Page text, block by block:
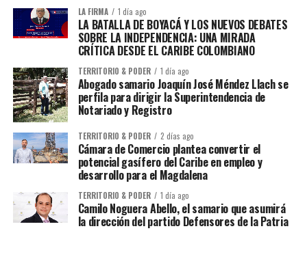
LA FIRMA 1 día ago
LA BATALLA DE BOYACÁ Y LOS NUEVOS DEBATES
SOBRE LA INDEPENDENCIA: UNA MIRADA
CRÍTICA DESDE EL CARIBE COLOMBIANO
TERRITORIO & PODER 1 día ago
Abogado samario Joaquín José Méndez Llach se
perfila para dirigir la Superintendencia de
Notariado y Registro
TERRITORIO & PODER 2 días ago
Cámara de Comercio plantea convertir el
potencial gasífero del Caribe en empleo y
desarrollo para el Magdalena
TERRITORIO & PODER 1 día ago
Camilo Noguera Abello, el samario que asumirá
la dirección del partido Defensores de la Patria